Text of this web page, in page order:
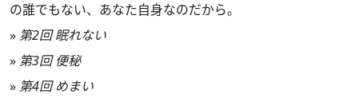
の誰でもない、あなた自身なのだから。
» 第2回 眠れない
» 第3回 便秘
» 第4回 めまい